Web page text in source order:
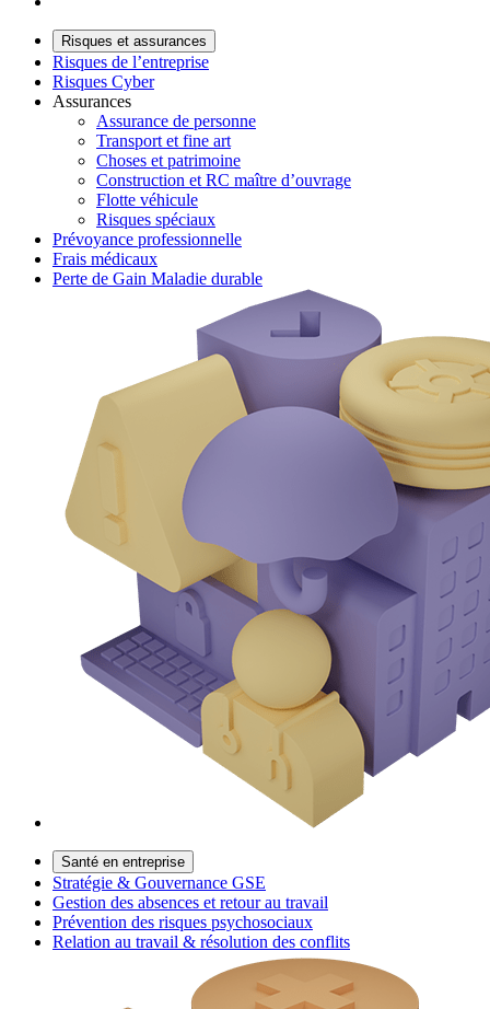
Risques et assurances
Risques de l’entreprise
Risques Cyber
Assurances
Assurance de personne
Transport et fine art
Choses et patrimoine
Construction et RC maître d’ouvrage
Flotte véhicule
Risques spéciaux
Prévoyance professionnelle
Frais médicaux
Perte de Gain Maladie durable
Santé en entreprise
Stratégie & Gouvernance GSE
Gestion des absences et retour au travail
Prévention des risques psychosociaux
Relation au travail & résolution des conflits